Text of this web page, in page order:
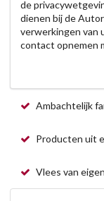
de
dienen bij de
verwerkingen van
contact opnemen
Ambachtelijk
Producten uit
Vlees van